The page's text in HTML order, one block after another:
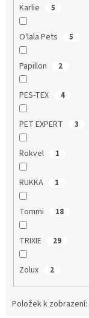
Karlie 5
O'lala Pets 5
Papillon 2
PES-TEX 4
PET EXPERT 3
Rokvel 1
RUKKA 1
Tommi 18
TRIXIE 29
Zolux 2
Položek k zobrazení: